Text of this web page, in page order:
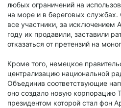
любых ограничений на
на море и в береговых службах.
все участники, за исключением
году их продавили, заставили
отказаться от претензий на
Кроме того, немецкое
централизацию национальной
Объединив соответствующие
оно создало новую корпорацию
президентом которой стал фон